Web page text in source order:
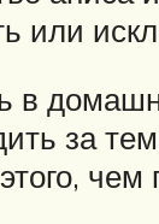
или
в
за
чем